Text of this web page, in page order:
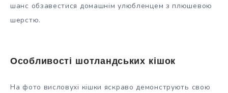
шанс обзавестися домашнім улюбленцем з плюшевою
шерстю.
Особливості шотландських кішок
На фото висловухі кішки яскраво демонструють свою